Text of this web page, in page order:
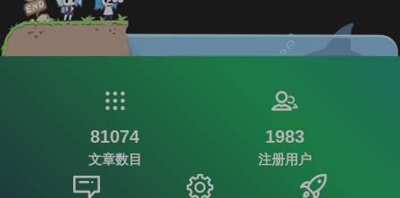
81074
文章数目
1983
注册用户